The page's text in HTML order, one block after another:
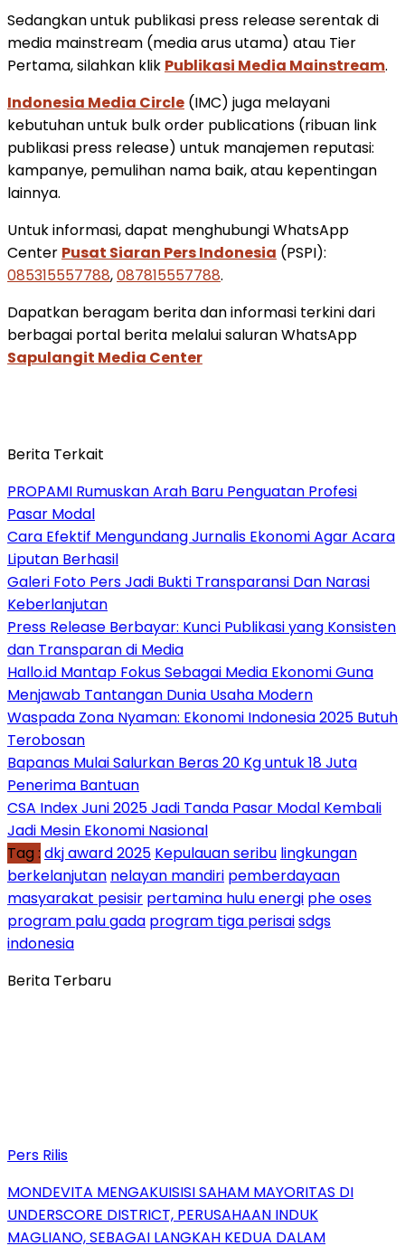
Sedangkan untuk publikasi press release serentak di
media mainstream (media arus utama) atau Tier
Pertama, silahkan klik Publikasi Media Mainstream.
Indonesia Media Circle (IMC) juga melayani
kebutuhan untuk bulk order publications (ribuan link
publikasi press release) untuk manajemen reputasi:
kampanye, pemulihan nama baik, atau kepentingan
lainnya.
Untuk informasi, dapat menghubungi WhatsApp
Center Pusat Siaran Pers Indonesia (PSPI):
085315557788,087815557788.
Dapatkan beragam berita dan informasi terkini dari
berbagai portal berita melalui saluran WhatsApp
Sapulangit Media Center
Berita Terkait
PROPAMI Rumuskan Arah Baru Penguatan Profesi
Pasar Modal
Cara Efektif Mengundang Jurnalis Ekonomi Agar Acara
Liputan Berhasil
Galeri Foto Pers Jadi Bukti Transparansi Dan Narasi
Keberlanjutan
Press Release Berbayar: Kunci Publikasi yang Konsisten
dan Transparan di Media
Hallo.id Mantap Fokus Sebagai Media Ekonomi Guna
Menjawab Tantangan Dunia Usaha Modern
Waspada Zona Nyaman: Ekonomi Indonesia 2025 Butuh
Terobosan
Bapanas Mulai Salurkan Beras 20 Kg untuk 18 Juta
Penerima Bantuan
CSA Index Juni 2025 Jadi Tanda Pasar Modal Kembali
Jadi Mesin Ekonomi Nasional
Tag : dkj award 2025 Kepulauan seribu lingkungan
berkelanjutan nelayan mandiri pemberdayaan
masyarakat pesisir pertamina hulu energi phe oses
program palu gada program tiga perisaisdgs
indonesia
Berita Terbaru
Pers Rilis
MONDEVITA MENGAKUISISI SAHAM MAYORITAS DI
UNDERSCORE DISTRICT, PERUSAHAAN INDUK
MAGLIANO, SEBAGAI LANGKAH KEDUA DALAM